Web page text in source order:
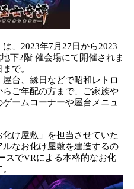
、2023年7月27日から2023
下2階 催会場にて開催されま
で。
台、縁日などで昭和レトロ
ご年配の方まで、ご家族や
ームコーナーや屋台メニュ
け屋敷」を担当させていた
なお化け屋敷を建造するの
スでVRによる本格的なお化